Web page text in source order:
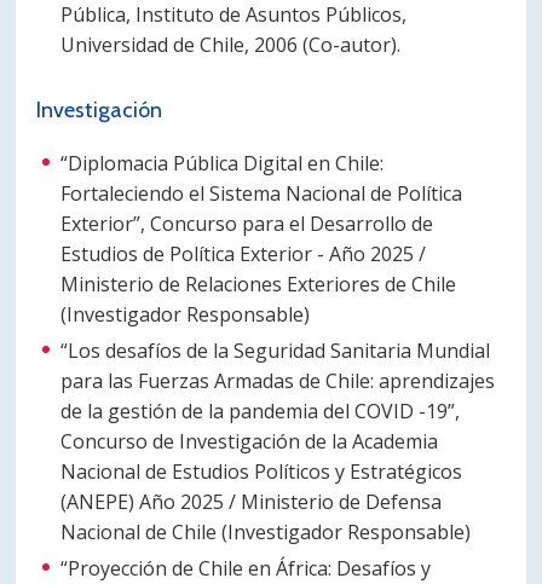
Pública, Instituto de Asuntos Públicos,
Universidad de Chile, 2006 (Co-autor).
Investigación
“Diplomacia Pública Digital en Chile:
Fortaleciendo el Sistema Nacional de Política
Exterior”, Concurso para el Desarrollo de
Estudios de Política Exterior - Año 2025 /
Ministerio de Relaciones Exteriores de Chile
(Investigador Responsable)
“Los desafíos de la Seguridad Sanitaria Mundial
para las Fuerzas Armadas de Chile: aprendizajes
de la gestión de la pandemia del COVID -19”,
Concurso de Investigación de la Academia
Nacional de Estudios Políticos y Estratégicos
(ANEPE) Año 2025 / Ministerio de Defensa
Nacional de Chile (Investigador Responsable)
“Proyección de Chile en África: Desafíos y